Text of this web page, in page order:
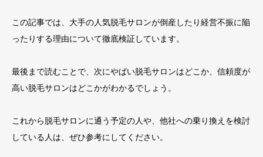
この記事では、大手の人気脱毛サロンが倒産したり経営不振に陥
ったりする理由について徹底検証しています。
最後まで読むことで、次にやばい脱毛サロンはどこか、信頼度が
高い脱毛サロンはどこかがわかるでしょう。
これから脱毛サロンに通う予定の人や、他社への乗り換えを検討
している人は、ぜひ参考にしてください。